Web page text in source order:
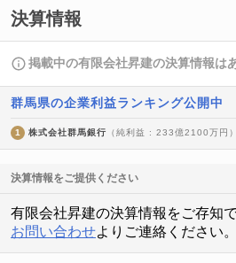
決算情報
掲載中の有限会社昇建の決算情報は
群馬県の企業利益ランキング公開中
1 株式会社群馬銀行 （純利益 : 233億2100万円）
決算情報をご提供ください
有限会社昇建の決算情報をご存知
お問い合わせよりご連絡ください。